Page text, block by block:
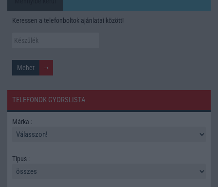
Keressen a telefonboltok ajánlatai között!
TELEFONOK GYORSLISTA
Márka :
Tipus :